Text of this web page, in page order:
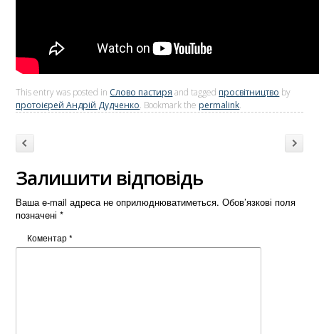
This entry was posted in Слово пастиря and tagged просвітництво by
протоієрей Андрій Дудченко. Bookmark the permalink.
Post navigation
Залишити відповідь
Ваша e-mail адреса не оприлюднюватиметься. Обов’язкові поля
позначені*
Коментар*